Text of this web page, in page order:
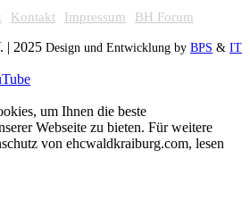
Kontakt Impressum BH Forum
| 2025 Design und Entwicklung by BPS & IT
um Ihnen die beste
Webseite zu bieten. Für weitere
von ehcwaldkraiburg.com, lesen